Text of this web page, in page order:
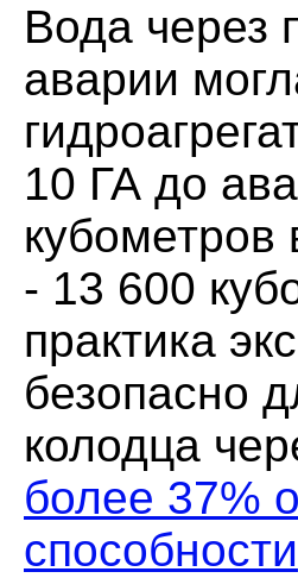
Вода через
аварии
10 ГА до
кубометров
- 13 600
практика
безопасно
колодца
более 37%